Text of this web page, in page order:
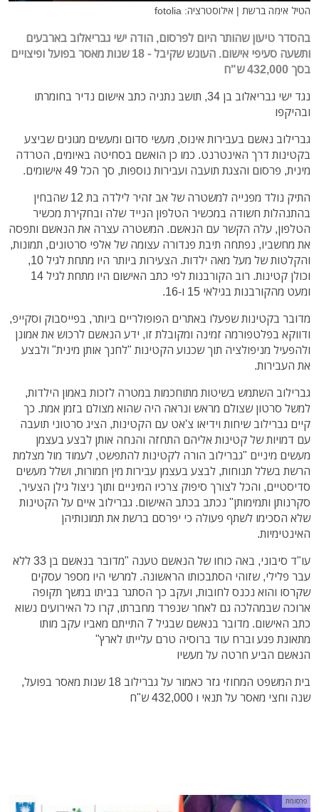
הטיל אימה ברשת | אילוסטרציה: fotolia
בהסדר טיעון שהותר היום לפרסום, הודה ישי גבריאלוב בארבעים
ותשעה סעיפי אישום. העונש שקיבל - 18 שנות מאסר בפועל ופיצויים
בסך 432,000 ש"ח
נגד ישי גבריאלוב בן 34, תושב נתניה כתב אישום נדיר בחומרתו
ובהיקפו
גברילוב נאשם בעבירות אינוס, מעשי סדום ומעשים מגונים שביצע
בקטינות דרך האינטרנט. כמו כן הואשם בסחיטה באיומים, הטרדה
מינית, פרסום והצגת תועבה ועבירות נוספות, סך הכל 49 אישומים.
התיק נולד מפנייה למשטרה של אב זהיר לילדה בת 12 שהבחין
בהתנהלות חשודה במכשיר הטלפון הנייד שלה ובחקירת מכשיר
הטלפון, עלה הקשר עם הנאשם. המשטרה עצרה את הנאשם ותפסה
את מחשביו, נפתחה תיבת פנדורה עצומה של אלפי סרטונים, תמונות,
והקלטות של מעל מאה ילדות. הצעירות ביותר היו מתחת לגיל 10,
וכולן קטינות. רוב הקורבנות לפי כתב האישום היו מתחת לגיל 14
ומעט מהקורבנות בגילאי 15 ו-16.
מדובר בקטינות שפעלו באתרים הפופולריים ביותר, בפייסבוק וסקייפ,
ודווקא בפלטפורמה זמינה ומקובלת זו, ידע הנאשם לרכוש את אמונן
ולהפעיל מניפולציה תוך שכנוע הקטינות "לחנך אותן מינית" ולבצע
את העבירות.
גברילוב השתמש בשיטות מתוחכמות במטרה לזכות באמון הילדות,
למשל סרטון שצולם מראש ונראה היה שהוא מצולם בזמן אמת. כך
קיים גברילוב שיחות וידיאו צ'אט עם הקטינות, הציג סרטוני תועבה
עם דמויות של קטינות אליהם התחזה והנחה אותן לבצע בעצמן
מעשים מיניים "גברילוב הורה לקטינות להתפשט, לעמוד מול מצלמת
הרשת בשלל תנוחות, לבצע בעצמן עבירות מין חמורות, ושלל מעשים
סדיסטיים, והכל לצורך סיפוק צרכיו המיניים ותוך ניצול גילן הצעיר,
סקרנותן ותמימותן" נכתב בכתב האישום. גברילוב איים על הקטינות
שלא הסכימו לשתף פעולה כי יפרסם ברשת את תמונותיהן
האינטימיות.
עו"ד סיבוני, באה כוחו של הנאשם טענה "מדובר בנאשם בן 33 ללא
עבר פלילי, שזוהי הסתבכותו הראשונה. למרשי היו מספר עסקים
שקרסו והוא נכנס לחובות, ועקב כך הסתגר בביתו במשך תקופה
ארוכה שבמהלכה גם לאחר שנפרד מחברתו, קרו כל האירועים נשוא
כתב האישום. מדובר בנאשם שבגיל 7 התייתם מאביו עקב מותו
מתאונת פגע וברח עוד ברוסיה טרם עלייתו לארץ"
הנאשם הביע חרטה על מעשיו
בית המשפט המחוזי גזר כאמור על גברילוב 18 שנות מאסר בפועל,
שנה וחצי מאסר על תנאי ו 432,000 ש"ח
פרסומת